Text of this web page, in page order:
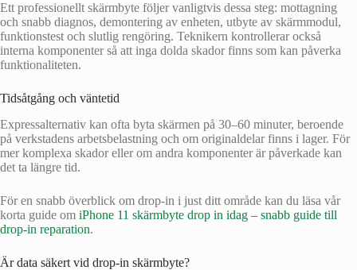
Ett professionellt skärmbyte följer vanligtvis dessa steg: mottagning
och snabb diagnos, demontering av enheten, utbyte av skärmmodul,
funktionstest och slutlig rengöring. Teknikern kontrollerar också
interna komponenter så att inga dolda skador finns som kan påverka
funktionaliteten.
Tidsåtgång och väntetid
Expressalternativ kan ofta byta skärmen på 30–60 minuter, beroende
på verkstadens arbetsbelastning och om originaldelar finns i lager. För
mer komplexa skador eller om andra komponenter är påverkade kan
det ta längre tid.
För en snabb överblick om drop-in i just ditt område kan du läsa vår
korta guide om iPhone 11 skärmbyte drop in idag – snabb guide till
drop‑in reparation.
Är data säkert vid drop-in skärmbyte?